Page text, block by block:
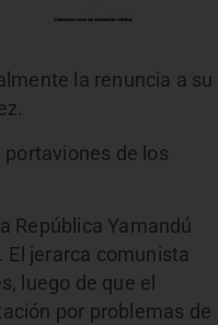
la renuncia a su
de los
República Yamandú
El jerarca comunista
luego de que el
por problemas de